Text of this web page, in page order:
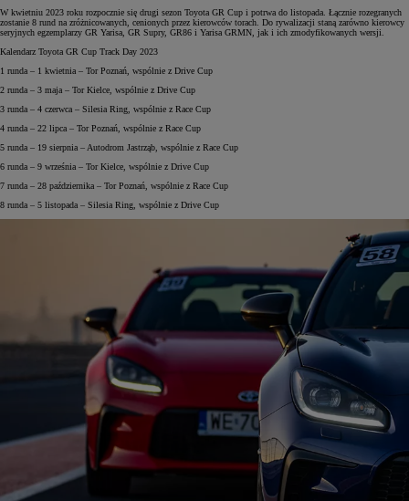
W kwietniu 2023 roku rozpocznie się drugi sezon Toyota GR Cup i potrwa do listopada. Łącznie rozegranych
zostanie 8 rund na zróżnicowanych, cenionych przez kierowców torach. Do rywalizacji staną zarówno kierowcy
seryjnych egzemplarzy GR Yarisa, GR Supry, GR86 i Yarisa GRMN, jak i ich zmodyfikowanych wersji.
Kalendarz Toyota GR Cup Track Day 2023
1 runda – 1 kwietnia – Tor Poznań, wspólnie z Drive Cup
2 runda – 3 maja – Tor Kielce, wspólnie z Drive Cup
3 runda – 4 czerwca – Silesia Ring, wspólnie z Race Cup
4 runda – 22 lipca – Tor Poznań, wspólnie z Race Cup
5 runda – 19 sierpnia – Autodrom Jastrząb, wspólnie z Race Cup
6 runda – 9 września – Tor Kielce, wspólnie z Drive Cup
7 runda – 28 października – Tor Poznań, wspólnie z Race Cup
8 runda – 5 listopada – Silesia Ring, wspólnie z Drive Cup